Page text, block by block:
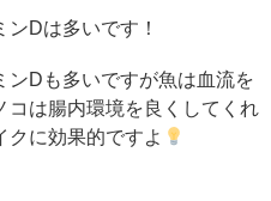
ンDは多いです！
ンD も多いですが魚は血流を
コは腸内環境を良くしてくれ
クに効果的ですよ